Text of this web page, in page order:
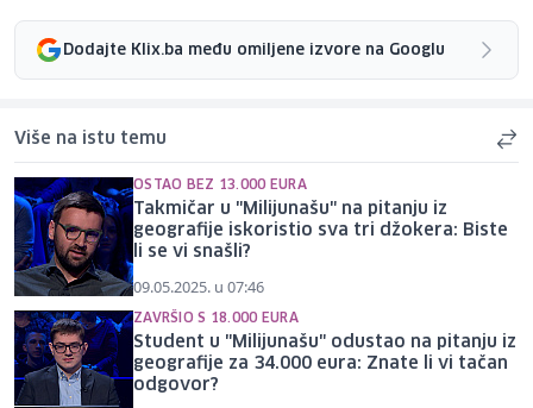
Dodajte Klix.ba među omiljene izvore na Googlu
Više na istu temu
OSTAO BEZ 13.000 EURA
Takmičar u "Milijunašu" na pitanju iz
geografije iskoristio sva tri džokera: Biste
li se vi snašli?
09.05.2025. u 07:46
ZAVRŠIO S 18.000 EURA
Student u "Milijunašu" odustao na pitanju iz
geografije za 34.000 eura: Znate li vi tačan
odgovor?